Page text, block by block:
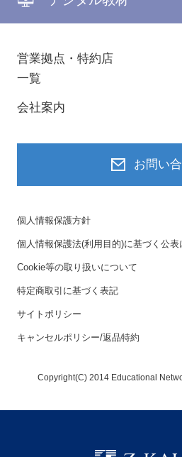
営業拠点・特約店
一覧
会社案内
お問い
個人情報保護方針
個人情報保護法(利用目的)に基づく公表
Cookie等の取り扱いについて
特定商取引に基づく表記
サイトポリシー
キャンセルポリシー/返品特約
Copyright(C) 2014 Educational